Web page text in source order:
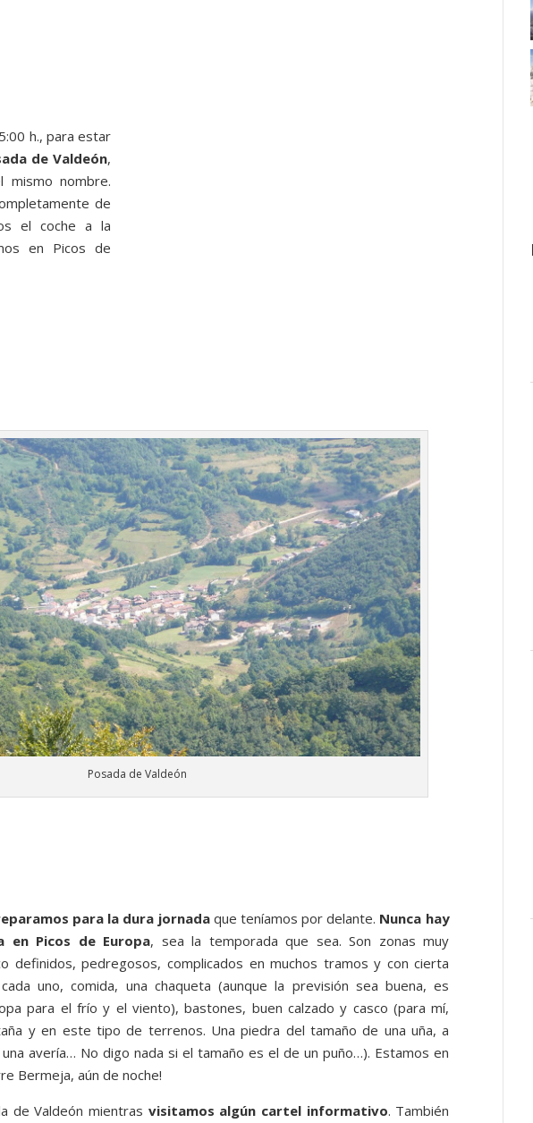
h., para estar
de Valdeón,
mismo nombre.
de
el coche a la
en Picos de
Posada de Valdeón
para la dura jornadaque teníamos por delante. Nunca hay
en Picos de Europa, sea la temporada que sea. Son zonas muy
definidos, pedregosos, complicados en muchos tramos y con cierta
uno, comida, una chaqueta (aunque la previsión sea buena, es
para el frío y el viento), bastones, buen calzado y casco (para mí,
y en este tipo de terrenos. Una piedra del tamaño de una uña, a
avería… No digo nada si el tamaño es el de un puño…). Estamos en
Bermeja, aún de noche!
de Valdeón mientras visitamos algún cartel informativo. También